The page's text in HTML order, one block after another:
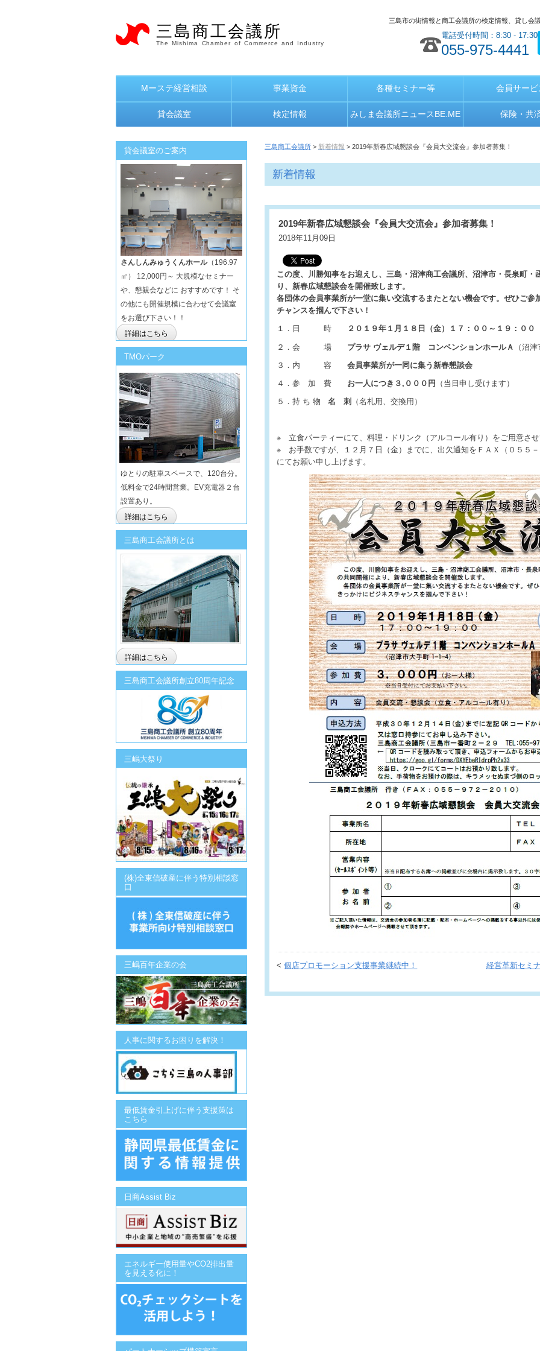
三島商工会議所
The Mishima Chamber of Commerce and Industry
三島市の街情報と商工会議所の検定情報、貸し会
電話受付時間：8:30 - 17:30
055-975-4441
Mーステ経営相談 事業資金 各種セミナー等 会員サービ
貸会議室 検定情報 みしま会議所ニュースBE.ME 保険・共
三島商工会議所 > 新着情報 > 2019年新春広域懇談会『会員大交流会』参加者募集！
新着情報
2019年新春広域懇談会『会員大交流会』参加者募集！
2018年11月09日
この度、川勝知事をお迎えし、三島・沼津商工会議所、沼津市・長泉町・
り、新春広域懇談会を開催致します。
各団体の会員事業所が一堂に集い交流するまたとない機会です。ぜひご参
チャンスを掴んで下さい！
１．日 時 ２０１９年１月 １８ 日（金）１ ７ ： ０ ０～１ ９ ： ００
２．会 場 プラサ ヴェルデ１階 コンベンションホールＡ （沼
３．内 容会員事業所が一同に集う新春懇談会
４．参 加 費 お一人につき３,０００円 （当日申し受けます）
５．持 ち 物名 刺 （名札用、交換用）
※ 立食パーティーにて、料理・ドリンク（アルコール有り）をご用意さ
※ お手数ですが、１２月７日（金）までに、出欠通知をＦＡＸ（０５５
にてお願い申し上げます。
<個店プロモーション支援事業継続中！ 経営革新セミ
貸会議室のご案内
さんしんみゅうくんホール（196.97
㎡） 12,000円～ 大規模なセミナー
や、懇親会などに おすすめです！ そ
の他にも開催規模に合わせて会議室
をお選び下さい！！
詳細はこちら
TMOパーク
ゆとりの駐車スペースで、120台分。
低料金で24時間営業。EV充電器２台
設置あり。
詳細はこちら
三島商工会議所とは
詳細はこちら
三島商工会議所創立80周年記念
三嶋大祭り
(株)全東信破産に伴う特別相談窓
口
三嶋百年企業の会
人事に関するお困りを解決！
最低賃金引上げに伴う支援策は
こちら
日商Assist Biz
エネルギー使用量やCO2排出量
を見える化に！